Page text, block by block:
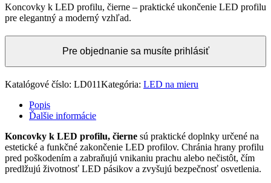
Koncovky k LED profilu, čierne – praktické ukončenie LED profilu
pre elegantný a moderný vzhľad.
Pre objednanie sa musíte prihlásiť
Katalógové číslo: LD011Kategória: LED na mieru
Popis
Ďalšie informácie
Koncovky k LED profilu, čierne sú praktické doplnky určené na
estetické a funkčné zakončenie LED profilov. Chránia hrany profilu
pred poškodením a zabraňujú vnikaniu prachu alebo nečistôt, čím
predlžujú životnosť LED pásikov a zvyšujú bezpečnosť osvetlenia.